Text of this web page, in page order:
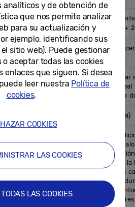
Procesador Octa-Core de 64
※ 2.84㎓ (Velocidad máxima) +
8GB RAM con 256GB de
* La disponibilidad puede variar
espacio de almacenamiento
mercado, el modelo, el tamaño
Batería Dual 3,300 mAh (típica)
* Valor típico probado en
terceros. El valor típico es el
teniendo en cuenta la
batería entre las muestras de
según la norma IEC 61960. La
(mínima) es de 3203mAh. La
puede variar en función del
patrones de uso y otros
analíticos y de obtención de
que nos permite analizar
para su actualización y
ejemplo, identificando sus
sitio web). Puede gestionar
aceptar todas las cookies
enlaces que siguen. Si desea
leer nuestra Política de
cookies.
COOKIES
LAS COOKIES
LAS COOKIES